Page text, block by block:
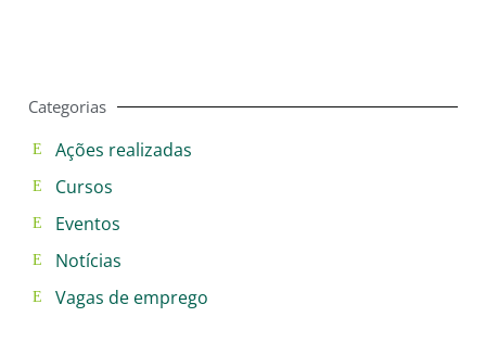
Categorias
Ações realizadas
Cursos
Eventos
Notícias
Vagas de emprego